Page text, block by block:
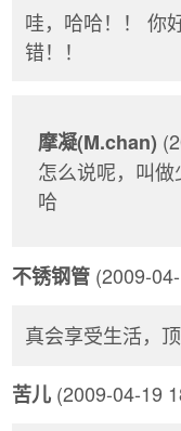
哇，哈哈！！ 你
错！！
摩凝(M.chan)
怎么说呢，叫
哈
不锈钢管 (2009-
真会享受生活，顶
苦儿 (2009-04-19